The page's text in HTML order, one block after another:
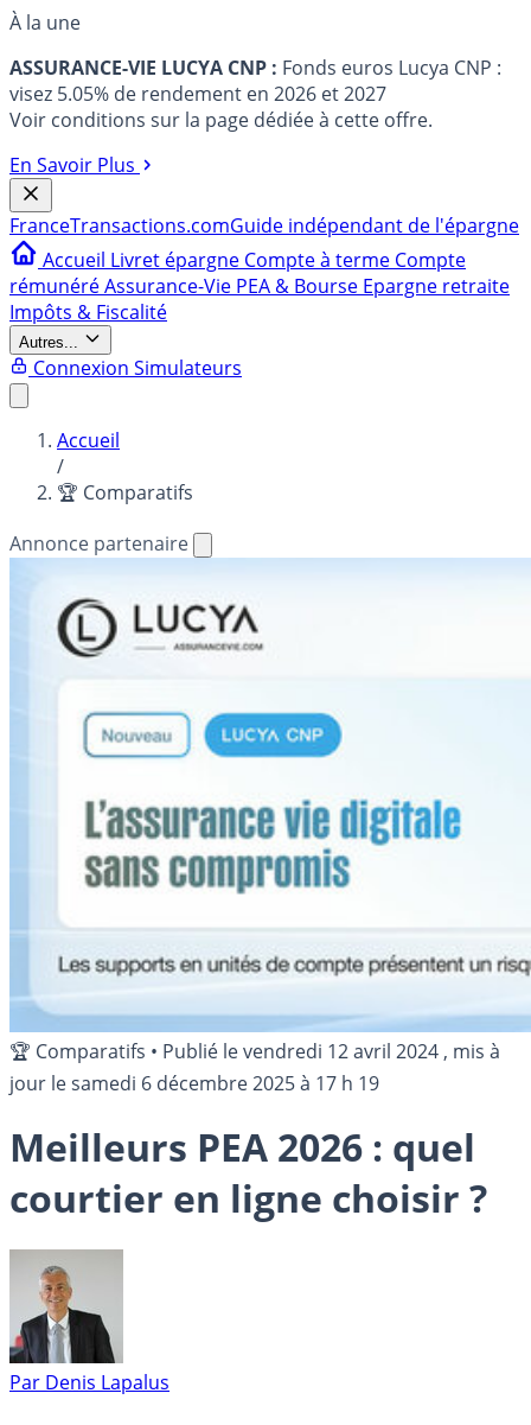
À la une
ASSURANCE-VIE LUCYA CNP : Fonds euros Lucya CNP :
visez 5.05% de rendement en 2026 et 2027
Voir conditions sur la page dédiée à cette offre.
En Savoir Plus
FranceTransactions.comGuide indépendant de l'épargne
Accueil Livret épargne Compte à terme Compte
rémunéréAssurance-Vie PEA & Bourse Epargne retraite
Impôts & Fiscalité
Autres...
Connexion Simulateurs
Accueil
/
🏆 Comparatifs
Annonce partenaire
🏆 Comparatifs • Publié levendredi 12 avril 2024 , mis à
jour lesamedi 6 décembre 2025 à 17 h 19
Meilleurs PEA 2026 : quel
courtier en ligne choisir ?
Par Denis Lapalus